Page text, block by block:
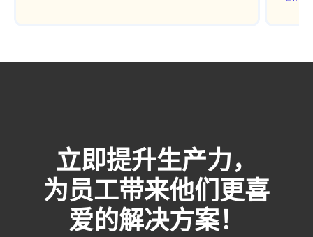
立即提升生产力，
为员工带来他们更喜
爱的解决方案！